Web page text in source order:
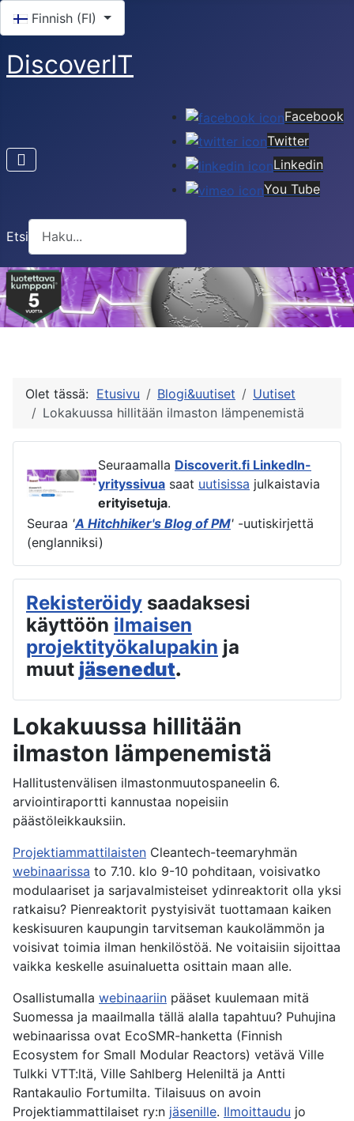
Finnish (FI)
DiscoverIT
Facebook
Twitter
Linkedin
You Tube
Etsi
Olet tässä: Etusivu Blogi&uutiset
Uutiset
Lokakuussa hillitään ilmaston lämpenemistä
Seuraamalla Discoverit.fi LinkedIn-
yrityssivua saat uutisissa julkaistavia
erityisetuja.
Seuraa 'A Hitchhiker's Blog of PM' -uutiskirjettä
(englanniksi)
Rekisteröidy saadaksesi
käyttöön ilmaisen
projektityökalupakin ja
muut jäsenedut.
Lokakuussa hillitään
ilmaston lämpenemistä
Hallitustenvälisen ilmastonmuutospaneelin 6.
arviointiraportti kannustaa nopeisiin
päästöleikkauksiin.
Projektiammattilaisten Cleantech-teemaryhmän
webinaarissa to 7.10. klo 9-10 pohditaan, voisivatko
modulaariset ja sarjavalmisteiset ydinreaktorit olla yksi
ratkaisu? Pienreaktorit pystyisivät tuottamaan kaiken
keskisuuren kaupungin tarvitseman kaukolämmön ja
voisivat toimia ilman henkilöstöä. Ne voitaisiin sijoittaa
vaikka keskelle asuinaluetta osittain maan alle.
Osallistumalla webinaariin pääset kuulemaan mitä
Suomessa ja maailmalla tällä alalla tapahtuu? Puhujina
webinaarissa ovat EcoSMR-hanketta (Finnish
Ecosystem for Small Modular Reactors) vetävä Ville
Tulkki VTT:ltä, Ville Sahlberg Heleniltä ja Antti
Rantakaulio Fortumilta. Tilaisuus on avoin
Projektiammattilaiset ry:n jäsenille. Ilmoittaudu jo